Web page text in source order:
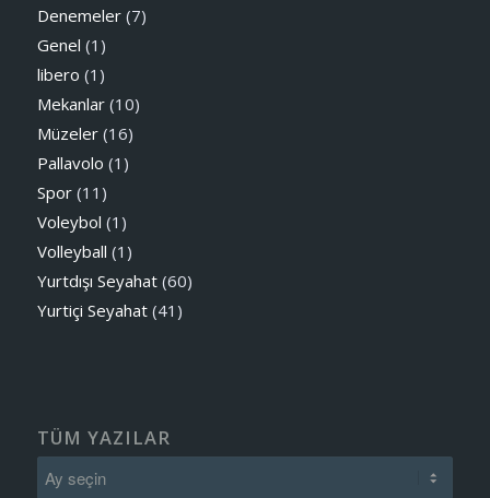
Denemeler(7)
Genel (1)
libero (1)
Mekanlar(10)
Müzeler(16)
Pallavolo (1)
Spor(11)
Voleybol (1)
Volleyball (1)
Yurtdışı Seyahat(60)
Yurtiçi Seyahat(41)
TÜM YAZILAR